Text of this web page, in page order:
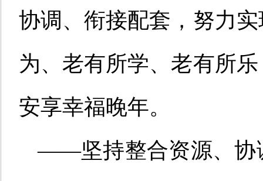
协调、衔接配套，努力
为、老有所学、老有所
安享幸福晚年。
——坚持整合资源、协